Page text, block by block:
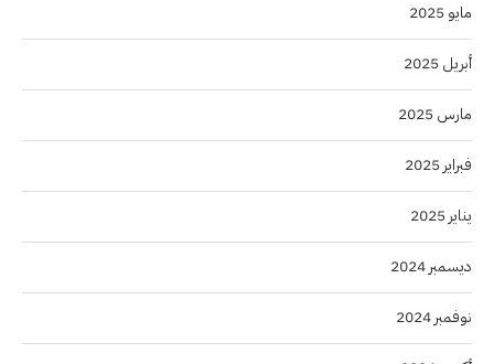
مايو 2025
أبريل 2025
مارس 2025
فبراير 2025
يناير 2025
ديسمبر 2024
نوفمبر 2024